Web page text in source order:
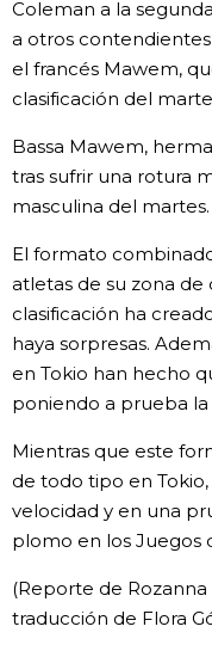
Coleman a la
a otros
el francés Mawem,
clasificación del
Bassa Mawem,
tras sufrir una rotura
masculina del
El formato
atletas de su zona de
clasificación ha
haya sorpresas.
en Tokio han hecho
poniendo a prueba la
Mientras que este
de todo tipo en Tokio,
velocidad y en una
plomo en los Juegos
(Reporte de Rozanna
traducción de Flora